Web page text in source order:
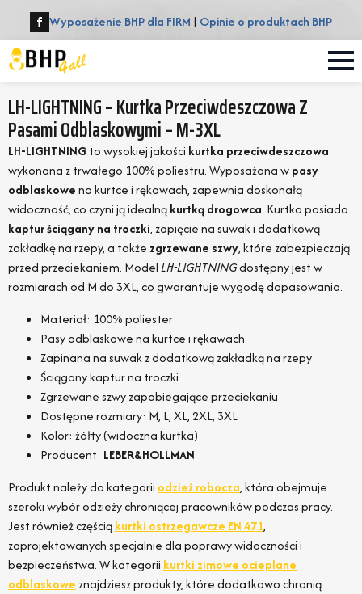
Wyposażenie BHP dla FIRM | Opinie o produktach BHP
LH-LIGHTNING – Kurtka Przeciwdeszczowa Z
Pasami Odblaskowymi – M-3XL
LH-LIGHTNING to wysokiej jakości kurtka przeciwdeszczowa
wykonana z trwałego 100% poliestru. Wyposażona wpasy
odblaskowena kurtce i rękawach, zapewnia doskonałą
widoczność, co czyni ją idealnąkurtką drogowca. Kurtka posiada
kaptur ściągany na troczki, zapięcie na suwak i dodatkową
zakładkę na rzepy, a także zgrzewane szwy, które zabezpieczają
przed przeciekaniem. ModelLH-LIGHTNINGdostępny jest w
rozmiarach od M do 3XL, co gwarantuje wygodę dopasowania.
Materiał: 100% poliester
Pasy odblaskowe na kurtce i rękawach
Zapinana na suwak z dodatkową zakładką na rzepy
Ściągany kaptur na troczki
Zgrzewane szwy zapobiegające przeciekaniu
Dostępne rozmiary: M, L, XL, 2XL, 3XL
Kolor: żółty (widoczna kurtka)
Producent: LEBER&HOLLMAN
Produkt należy do kategorii odzież robocza, która obejmuje
szeroki wybór odzieży chroniącej pracowników podczas pracy.
Jest również częściąkurtki ostrzegawcze EN 471,
zaprojektowanych specjalnie dla poprawy widoczności i
bezpieczeństwa. W kategorii kurtki zimowe ocieplane
odblaskowe znajdziesz produkty, które dodatkowo chronią